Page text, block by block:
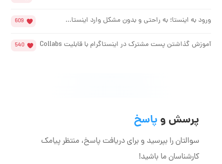
ورود به اینستا؛ به راحتی و بدون مشکل وارد اینستا... 609
آموزش گذاشتن پست مشترک در اینستاگرام با قابلیت Collabs 540
پرسش و پاسخ
سوالتان را بپرسید و برای دریافت پاسخ، منتظر پیامک
کارشناسان ما باشید!